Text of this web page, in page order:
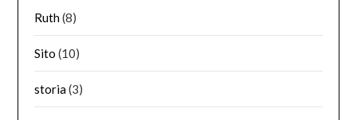
Ruth(8)
Sito (10)
storia(3)